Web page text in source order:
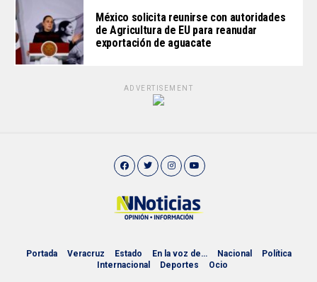
México solicita reunirse con autoridades
de Agricultura de EU para reanudar
exportación de aguacate
ADVERTISEMENT
Portada Veracruz Estado En la voz de… Nacional
Política
Internacional
Deportes Ocio